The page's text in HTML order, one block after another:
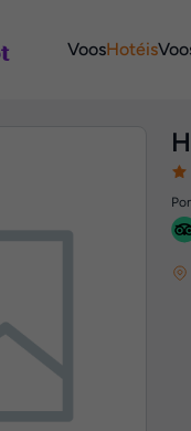
VoosHotéis